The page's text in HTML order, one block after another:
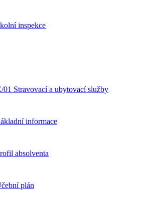
inspekce
01 Stravovací a ubytovací služby
informace
absolventa
plán